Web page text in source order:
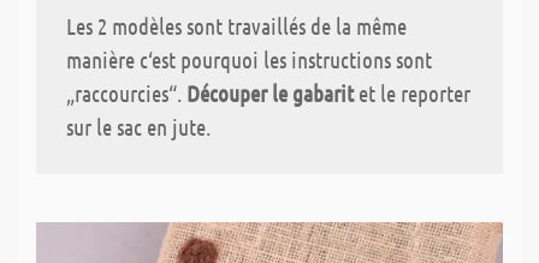
Les 2 modèles sont travaillés de la même
manière c‘est pourquoi les instructions sont
„raccourcies“. Découper le gabaritet le reporter
sur le sac en jute.